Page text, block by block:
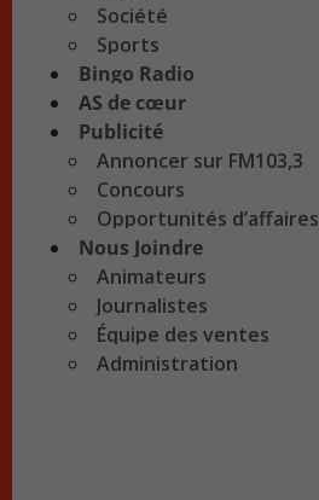
Société
Sports
Bingo Radio
AS de cœur
Publicité
Annoncer sur FM103,3
Concours
Opportunités d’affaires
Nous Joindre
Animateurs
Journalistes
Équipe des ventes
Administration